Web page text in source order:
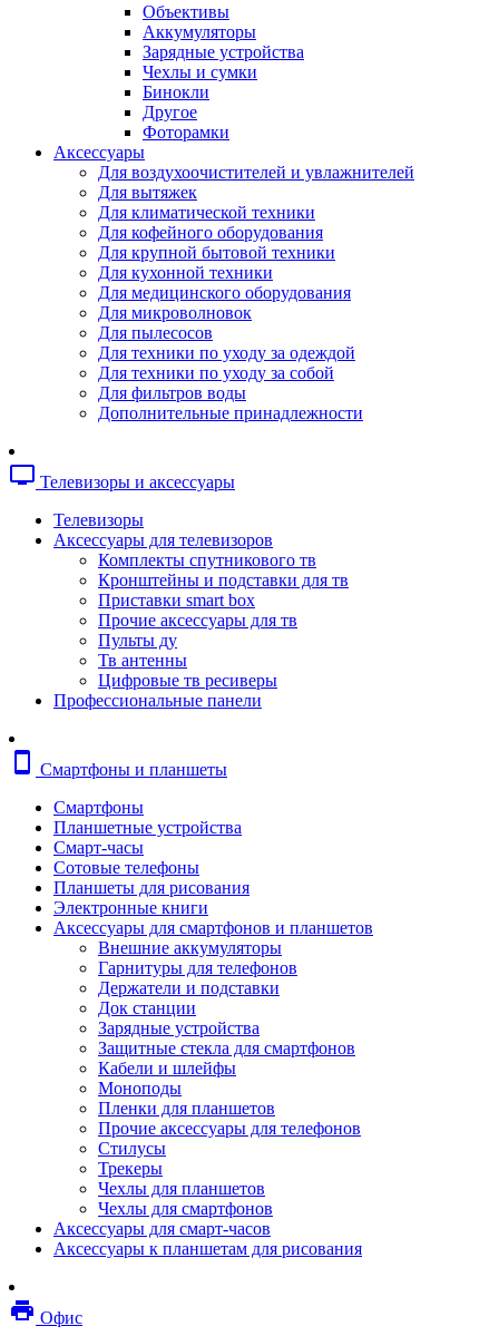
Пленки для планшетов
Прочие аксессуары для телефонов
Стилусы
Трекеры
Чехлы для планшетов
Чехлы для смартфонов
Аксессуары для смарт-часов
Аксессуары к планшетам для рисования
Офис
Принтеры лазерные
Принтеры струйные
Принтеры матричные
Мфу лазерные
Мфу струйные
Мфу светодиодные
Портативные принтеры
Принтеры для печати наклеек
Копировальные аппараты
Сканеры
Плоттеры
Ламинаторы
Телефония
Рации
Консоли для мини-атс
Системные телефоны
Телефоны
Телефоны dect
Торговое оборудование
Детектор валют
Счетчики банкнот
Калькуляторы
Мебель
Стулья и кресла
Столы
Мебельные аксессуары
Аксессуары для кресел
Вешалки
Коврики защитные
Эргономика
Опции для устройств печати, копирования и
сканирования
Сетевое оборудование
Маршрутизаторы
Модемы
Точки доступа
Сетевые адаптеры
Коммутаторы
Расширители беспроводной сети
Wi-fi антенны
Инструмент
Кабель
Монтажные компоненты
Объективы
Аккумуляторы
Зарядные устройства
Чехлы и сумки
Бинокли
Другое
Фоторамки
Аксессуары
Для воздухоочистителей и увлажнителей
Для вытяжек
Для климатической техники
Для кофейного оборудования
Для крупной бытовой техники
Для кухонной техники
Для медицинского оборудования
Для микроволновок
Для пылесосов
Для техники по уходу за одеждой
Для техники по уходу за собой
Для фильтров воды
Дополнительные принадлежности
tv Телевизоры и аксессуары
Телевизоры
Аксессуары для телевизоров
Комплекты спутникового тв
Кронштейны и подставки для тв
Приставки smart box
Прочие аксессуары для тв
Пульты ду
Тв антенны
Цифровые тв ресиверы
Профессиональные панели
smartphone
Смартфоны и планшеты
Смартфоны
Планшетные устройства
Смарт-часы
Сотовые телефоны
Планшеты для рисования
Электронные книги
Аксессуары для смартфонов и планшетов
Внешние аккумуляторы
Гарнитуры для телефонов
Держатели и подставки
Док станции
Зарядные устройства
Защитные стекла для смартфонов
Кабели и шлейфы
Моноподы
Пленки для планшетов
Прочие аксессуары для телефонов
Стилусы
Трекеры
Чехлы для планшетов
Чехлы для смартфонов
Аксессуары для смарт-часов
Аксессуары к планшетам для рисования
local_printshop Офис